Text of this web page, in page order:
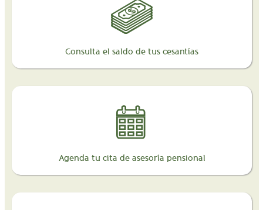
Consulta el saldo de tus cesantías
Agenda tu cita de asesoría pensional